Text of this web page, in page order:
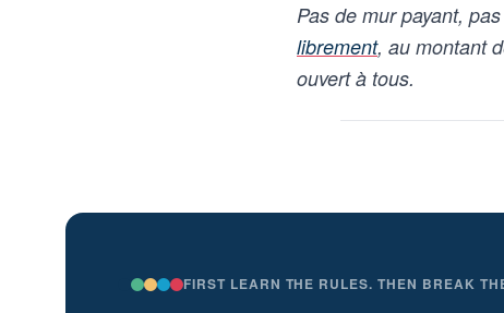
Pas de mur payant,
librement, au montant
ouvert à tous.
FIRST LEARN THE RULES. THEN BREAK